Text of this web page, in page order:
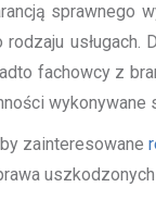
sprawnego
rodzaju usługach.
fachowcy z
wykonywane
zainteresowane